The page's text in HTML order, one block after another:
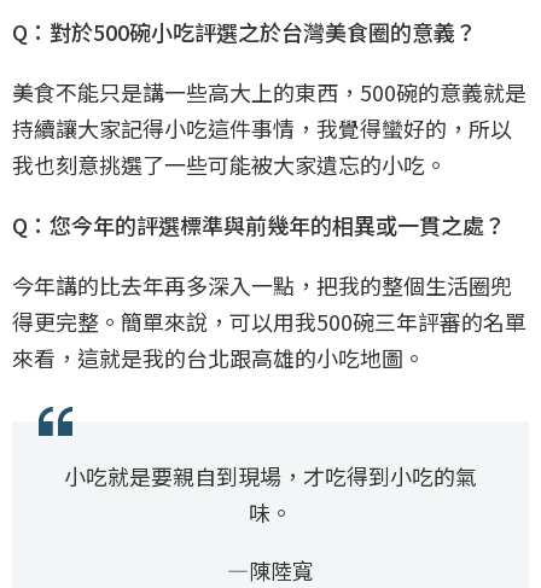
Q：對於500碗小吃評選之於台灣美食圈的意義？
美食不能只是講一些高大上的東西，500碗的意義就是
持續讓大家記得小吃這件事情，我覺得蠻好的，所以
我也刻意挑選了一些可能被大家遺忘的小吃。
Q：您今年的評選標準與前幾年的相異或一貫之處？
今年講的比去年再多深入一點，把我的整個生活圈兜
得更完整。簡單來說，可以用我500碗三年評審的名單
來看，這就是我的台北跟高雄的小吃地圖。
小吃就是要親自到現場，才吃得到小吃的氣
味。
—陳陸寬